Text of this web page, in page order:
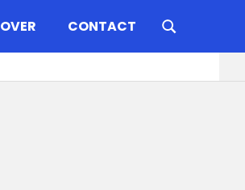
OVER CONTACT